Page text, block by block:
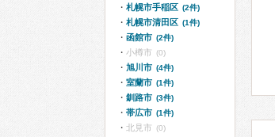
札幌市手稲区 (2件)
札幌市清田区 (1件)
函館市 (2件)
小樽市 (0)
旭川市 (4件)
室蘭市 (1件)
釧路市 (3件)
帯広市 (1件)
北見市 (0)